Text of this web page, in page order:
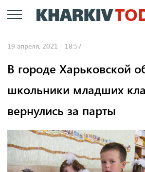
Перейти
к
19 апреля, 2021 - 18:57
В городе Харьковской
школьники младших
вернулись за парты